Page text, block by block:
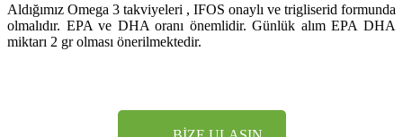
Aldığımız Omega 3 takviyeleri , IFOS onaylı ve trigliserid formunda
olmalıdır. EPA ve DHA oranı önemlidir. Günlük alım EPA DHA
miktarı 2 gr olması önerilmektedir.